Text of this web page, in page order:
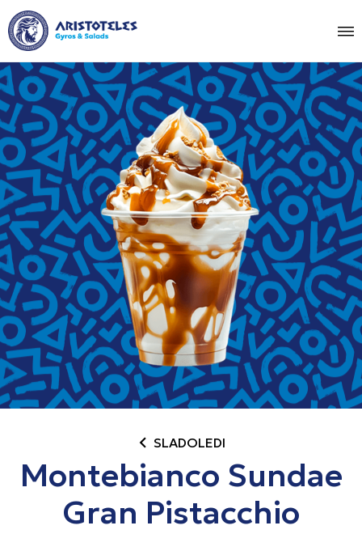
chevron_left SLADOLEDI
Montebianco Sundae
Gran Pistacchio